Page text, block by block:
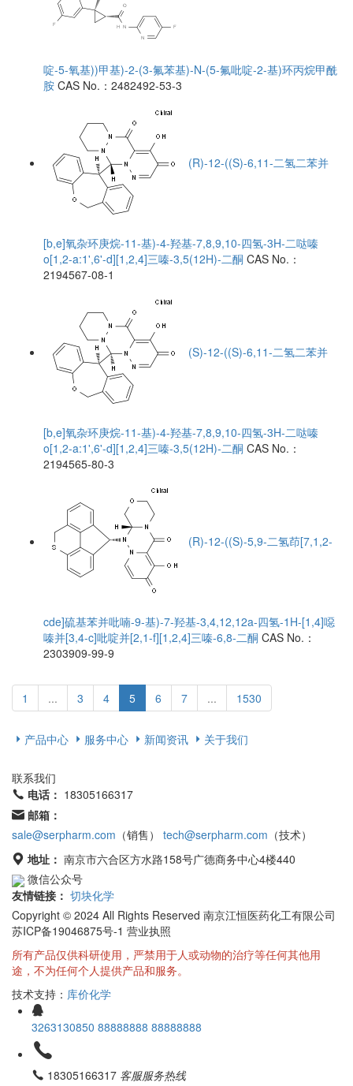
啶-5-氧基))甲基)-2-(3-氟苯基)-N-(5-氟吡啶-2-基)环丙烷甲酰
胺 CAS No.：2482492-53-3
(R)-12-((S)-6,11-二氢二苯并
[b,e]氧杂环庚烷-11-基)-4-羟基-7,8,9,10-四氢-3H-二哒嗪
o[1,2-a:1',6'-d][1,2,4]三嗪-3,5(12H)-二酮 CAS No.：
2194567-08-1
(S)-12-((S)-6,11-二氢二苯并
[b,e]氧杂环庚烷-11-基)-4-羟基-7,8,9,10-四氢-3H-二哒嗪
o[1,2-a:1',6'-d][1,2,4]三嗪-3,5(12H)-二酮 CAS No.：
2194565-80-3
(R)-12-((S)-5,9-二氢茚[7,1,2-
cde]硫基苯并吡喃-9-基)-7-羟基-3,4,12,12a-四氢-1H-[1,4]噁
嗪并[3,4-c]吡啶并[2,1-f][1,2,4]三嗪-6,8-二酮 CAS No.：
2303909-99-9
1 ... 3 4 5 6 7 ... 1530
产品中心 服务中心 新闻资讯 关于我们
联系我们
电话： 18305166317
邮箱：
sale@serpharm.com （销售） tech@serpharm.com （技术）
地址： 南京市六合区方水路158号广德商务中心4楼440
微信公众号
友情链接： 切块化学
Copyright © 2024 All Rights Reserved 南京江恒医药化工有限公司
苏ICP备19046875号-1 营业执照
所有产品仅供科研使用，严禁用于人或动物的治疗等任何其他用
途，不为任何个人提供产品和服务。
技术支持： 库价化学
3263130850 88888888 88888888
18305166317 客服服务热线